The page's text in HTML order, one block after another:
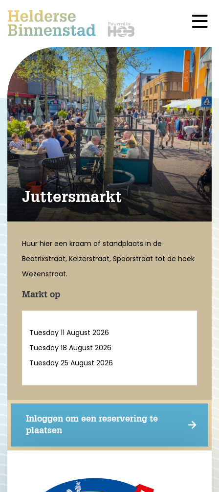
Juttersmarkt
Huur hier een kraam of standplaats in de
Beatrixstraat, Keizerstraat, Spoorstraat tot de hoek
Wezenstraat.
Markt op
Tuesday 11 August 2026
Tuesday 18 August 2026
Tuesday 25 August 2026
Inloggen om een reservering te
plaatsen